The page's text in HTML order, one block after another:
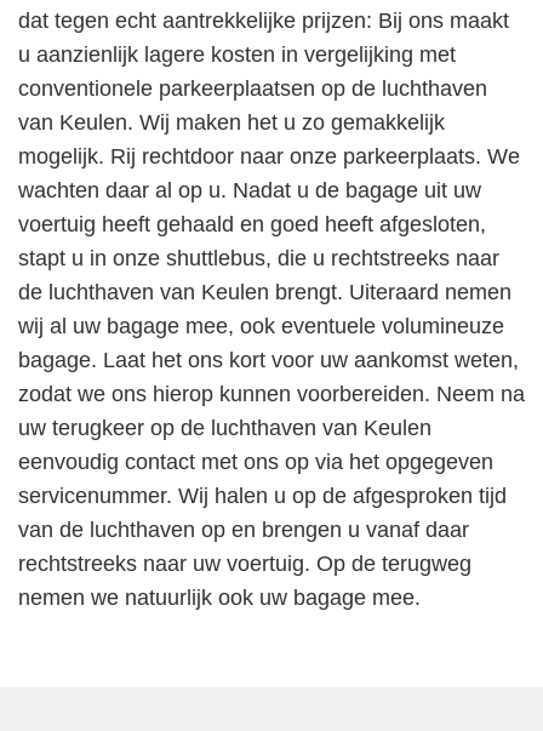
dat tegen echt aantrekkelijke prijzen: Bij ons maakt
u aanzienlijk lagere kosten in vergelijking met
conventionele parkeerplaatsen op de luchthaven
van Keulen. Wij maken het u zo gemakkelijk
mogelijk. Rij rechtdoor naar onze parkeerplaats. We
wachten daar al op u. Nadat u de bagage uit uw
voertuig heeft gehaald en goed heeft afgesloten,
stapt u in onze shuttlebus, die u rechtstreeks naar
de luchthaven van Keulen brengt. Uiteraard nemen
wij al uw bagage mee, ook eventuele volumineuze
bagage. Laat het ons kort voor uw aankomst weten,
zodat we ons hierop kunnen voorbereiden. Neem na
uw terugkeer op de luchthaven van Keulen
eenvoudig contact met ons op via het opgegeven
servicenummer. Wij halen u op de afgesproken tijd
van de luchthaven op en brengen u vanaf daar
rechtstreeks naar uw voertuig. Op de terugweg
nemen we natuurlijk ook uw bagage mee.